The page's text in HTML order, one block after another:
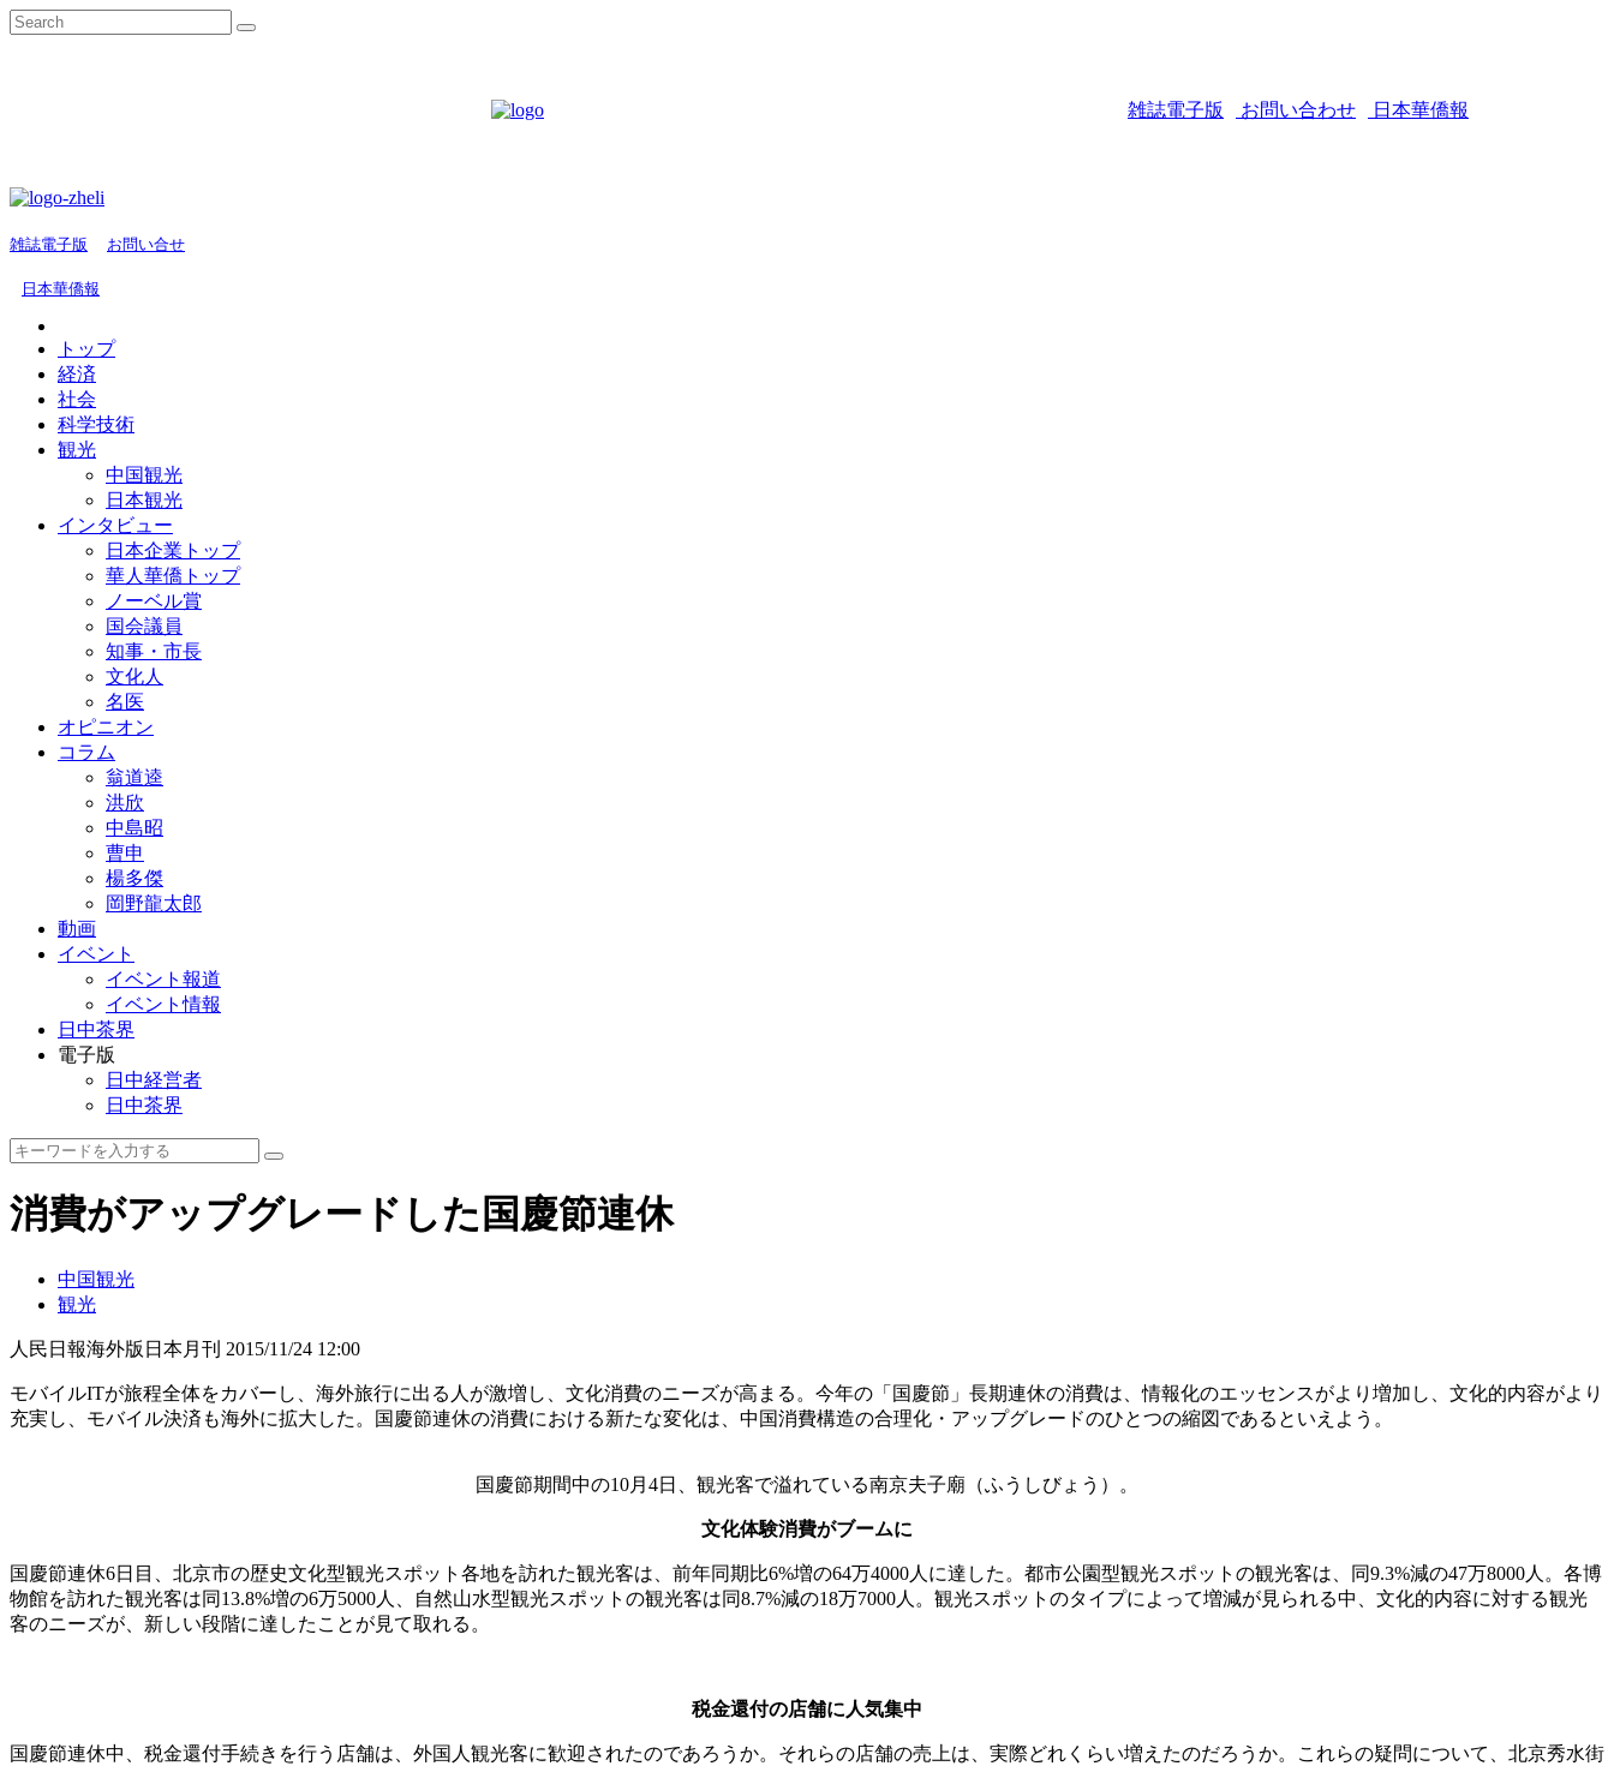
雑誌電子版 お問い合わせ 日本華僑報
雑誌電子版 お問い合せ
日本華僑報
トップ
経済
社会
科学技術
観光
中国観光
日本観光
インタビュー
日本企業トップ
華人華僑トップ
ノーベル賞
国会議員
知事・市長
文化人
名医
オピニオン
コラム
翁道逵
洪欣
中島昭
曹申
楊多傑
岡野龍太郎
動画
イベント
イベント報道
イベント情報
日中茶界
電子版
日中経営者
日中茶界
消費がアップグレードした国慶節連休
中国観光
観光
人民日報海外版日本月刊 2015/11/24 12:00
モバイルITが旅程全体をカバーし、海外旅行に出る人が激増し、文化消費のニーズが高まる。今年の「国慶節」長期連休の消費は、情報化のエッセンスがより増加し、文化的内容がより
充実し、モバイル決済も海外に拡大した。国慶節連休の消費における新たな変化は、中国消費構造の合理化・アップグレードのひとつの縮図であるといえよう。
国慶節期間中の10月4日、観光客で溢れている南京夫子廟（ふうしびょう）。
文化体験消費がブームに
国慶節連休6日目、北京市の歴史文化型観光スポット各地を訪れた観光客は、前年同期比6%増の64万4000人に達した。都市公園型観光スポットの観光客は、同9.3%減の47万8000人。各博
物館を訪れた観光客は同13.8%増の6万5000人、自然山水型観光スポットの観光客は同8.7%減の18万7000人。観光スポットのタイプによって増減が見られる中、文化的内容に対する観光
客のニーズが、新しい段階に達したことが見て取れる。
税金還付の店舗に人気集中
国慶節連休中、税金還付手続きを行う店舗は、外国人観光客に歓迎されたのであろうか。それらの店舗の売上は、実際どれくらい増えたのだろうか。これらの疑問について、北京秀水街